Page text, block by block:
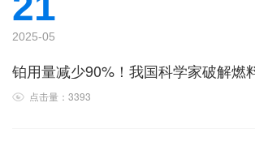
2025-05
点击量：3393